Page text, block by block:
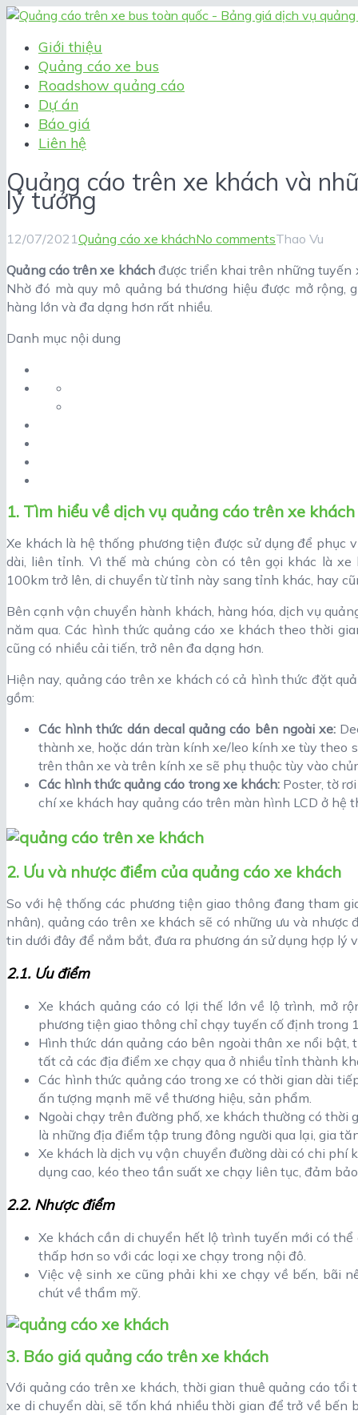
Giới thiệu
Quảng cáo xe bus
Roadshow quảng cáo
Dự án
Báo giá
Liên hệ
Quảng cáo trên xe khách và
lý tưởng
12/07/2021 Quảng cáo xe kháchNo commentsThao Vu
Quảng cáo trên xe khách được triển khai trên những
Nhờ đó mà quy mô quảng bá thương hiệu được mở
hàng lớn và đa dạng hơn rất nhiều.
Danh mục nội dung
1. Tìm hiểu về dịch vụ quảng cáo trên xe khách
Xe khách là hệ thống phương tiện được sử dụng để phục
dài, liên tỉnh. Vì thế mà chúng còn có tên gọi khác là
100km trở lên, di chuyển từ tỉnh này sang tỉnh khác, hay
Bên cạnh vận chuyển hành khách, hàng hóa, dịch vụ
năm qua. Các hình thức quảng cáo xe khách theo thời
cũng có nhiều cải tiến, trở nên đa dạng hơn.
Hiện nay, quảng cáo trên xe khách có cả hình thức đặt
gồm:
Các hình thức dán decal quảng cáo bên ngoài xe:
thành xe, hoặc dán tràn kính xe/leo kính xe tùy theo
trên thân xe và trên kính xe sẽ phụ thuộc tùy vào
Các hình thức quảng cáo trong xe khách:Poster, tờ rơi
chí xe khách hay quảng cáo trên màn hình LCD ở hệ
2. Ưu và nhược điểm của quảng cáo xe khách
So với hệ thống các phương tiện giao thông đang tham
nhân), quảng cáo trên xe khách sẽ có những ưu và
tin dưới đây để nắm bắt, đưa ra phương án sử dụng hợp lý
2.1. Ưu điểm
Xe khách quảng cáo có lợi thế lớn về lộ trình, mở
phương tiện giao thông chỉ chạy tuyến cố định trong
Hình thức dán quảng cáo bên ngoài thân xe nổi bật,
tất cả các địa điểm xe chạy qua ở nhiều tỉnh thành
Các hình thức quảng cáo trong xe có thời gian dài
ấn tượng mạnh mẽ về thương hiệu, sản phẩm.
Ngoài chạy trên đường phố, xe khách thường có thời
là những địa điểm tập trung đông người qua lại, gia
Xe khách là dịch vụ vận chuyển đường dài có chi phí
dụng cao, kéo theo tần suất xe chạy liên tục, đảm
2.2. Nhược điểm
Xe khách cần di chuyển hết lộ trình tuyến mới có
thấp hơn so với các loại xe chạy trong nội đô.
Việc vệ sinh xe cũng phải khi xe chạy về bến, bãi
chút về thẩm mỹ.
3. Báo giá quảng cáo trên xe khách
Với quảng cáo trên xe khách, thời gian thuê quảng cáo
xe di chuyển dài, sẽ tốn khá nhiều thời gian để trở về bến